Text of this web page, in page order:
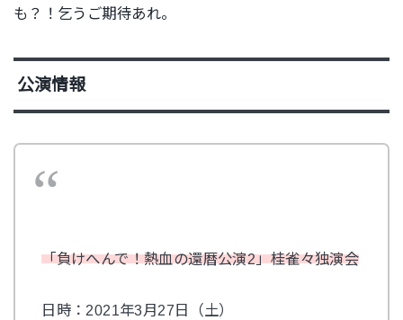
も？！乞うご期待あれ。
公演情報
「負けへんで！熱血の還暦公演2」桂雀々独演会
日時：2021年3月27日（土）